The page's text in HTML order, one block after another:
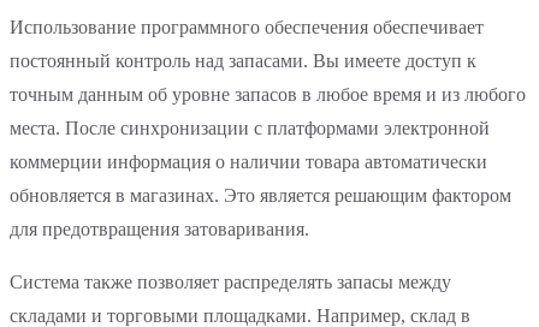
Использование программного обеспечения обеспечивает
постоянный контроль над запасами. Вы имеете доступ к
точным данным об уровне запасов в любое время и из любого
места. После синхронизации с платформами электронной
коммерции информация о наличии товара автоматически
обновляется в магазинах. Это является решающим фактором
для предотвращения затоваривания.
Система также позволяет распределять запасы между
складами и торговыми площадками. Например, склад в